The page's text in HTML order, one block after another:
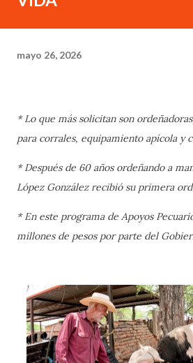
mayo 26, 2026
* Lo que más solicitan son
para corrales, equipamiento apícola y
* Después de 60 años ordeñando a
López González recibió su primera
* En este programa de Apoyos
millones de pesos por parte del